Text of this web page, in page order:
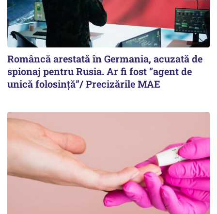
Româncă arestată în Germania, acuzată de
spionaj pentru Rusia. Ar fi fost ”agent de
unică folosință”/ Precizările MAE